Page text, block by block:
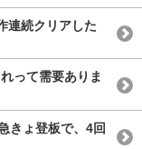
連続クリアした
って需要ありま
きょ登板で、4回